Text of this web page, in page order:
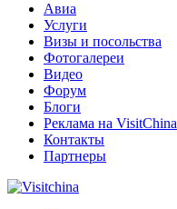
Авиа
Услуги
Визы и посольства
Фотогалереи
Видео
Форум
Блоги
Реклама на VisitChina
Контакты
Партнеры